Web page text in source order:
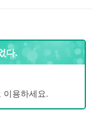
다.
이용하세요.